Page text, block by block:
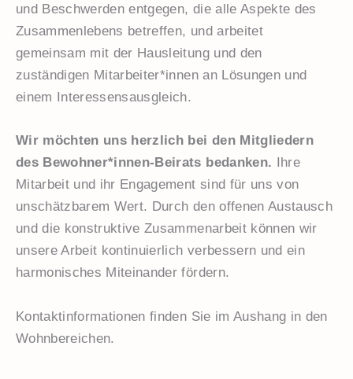
und Beschwerden entgegen, die alle Aspekte des
Zusammenlebens betreffen, und arbeitet
gemeinsam mit der Hausleitung und den
zuständigen Mitarbeiter*innen an Lösungen und
einem Interessensausgleich.
Wir möchten uns herzlich bei den Mitgliedern
des Bewohner*innen-Beirats bedanken. Ihre
Mitarbeit und ihr Engagement sind für uns von
unschätzbarem Wert. Durch den offenen Austausch
und die konstruktive Zusammenarbeit können wir
unsere Arbeit kontinuierlich verbessern und ein
harmonisches Miteinander fördern.
Kontaktinformationen finden Sie im Aushang in den
Wohnbereichen.